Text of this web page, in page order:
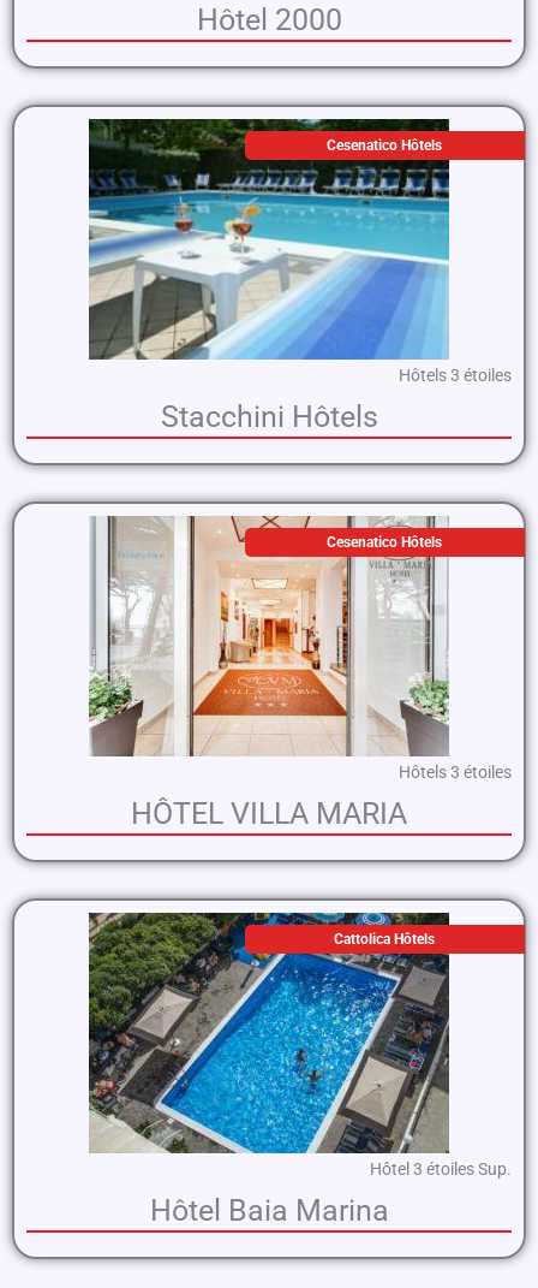
Hôtel 2000
Cesenatico Hôtels
Hôtels 3 étoiles
Stacchini Hôtels
Cesenatico Hôtels
Hôtels 3 étoiles
HÔTEL VILLA MARIA
Cattolica Hôtels
Hôtel 3 étoiles Sup.
Hôtel Baia Marina